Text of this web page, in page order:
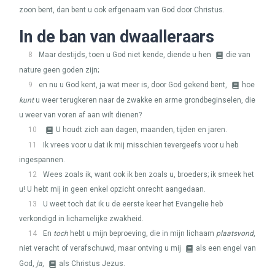
zoon bent, dan bent u ook erfgenaam van God door Christus.
In de ban van dwaalleraars
8 Maar destijds, toen u God niet kende, diende u hen
die van
nature geen goden zijn;
9
en nu u God kent, ja wat meer is, door God gekend bent,
hoe
kuntu weer terugkeren naar de zwakke en arme grondbeginselen, die
u weer van voren af aan wilt dienen?
10
U houdt zich aan dagen, maanden, tijden en jaren.
11
Ik vrees voor u dat ik mij misschien tevergeefs voor u heb
ingespannen.
12
Wees zoals ik, want ook ik ben zoals u, broeders; ik smeek het
u! U hebt mij in geen enkel opzicht onrecht aangedaan.
13
U weet toch dat ik u de eerste keer het Evangelie heb
verkondigd in lichamelijke zwakheid.
14
En toch hebt u mijn beproeving, die in mijn lichaam plaatsvond,
niet veracht of verafschuwd, maar ontving u mij
als een engel van
God, ja,
als Christus Jezus.